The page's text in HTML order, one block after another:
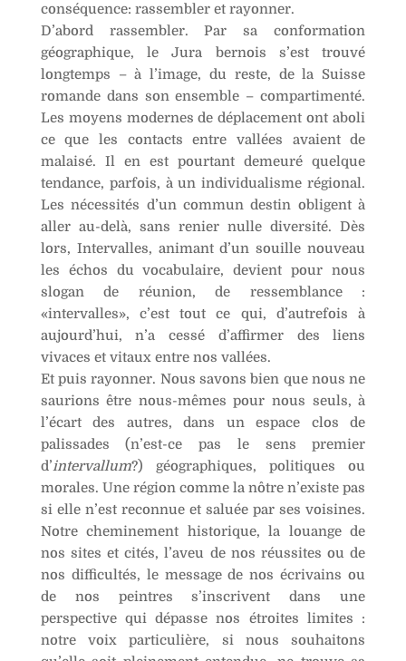
conséquence: rassembler et rayonner.
D’abord rassembler. Par sa conformation
géographique, le Jura bernois s’est trouvé
longtemps – à l’image, du reste, de la Suisse
romande dans son ensemble – compartimenté.
Les moyens modernes de déplacement ont aboli
ce que les contacts entre vallées avaient de
malaisé. Il en est pourtant demeuré quelque
tendance, parfois, à un individualisme régional.
Les nécessités d’un commun destin obligent à
aller au-delà, sans renier nulle diversité. Dès
lors, Intervalles, animant d’un souille nouveau
les échos du vocabulaire, devient pour nous
slogan de réunion, de ressemblance :
«intervalles», c’est tout ce qui, d’autrefois à
aujourd’hui, n’a cessé d’affirmer des liens
vivaces et vitaux entre nos vallées.
Et puis rayonner. Nous savons bien que nous ne
saurions être nous-mêmes pour nous seuls, à
l’écart des autres, dans un espace clos de
palissades (n’est-ce pas le sens premier
d’intervallum?) géographiques, politiques ou
morales. Une région comme la nôtre n’existe pas
si elle n’est reconnue et saluée par ses voisines.
Notre cheminement historique, la louange de
nos sites et cités, l’aveu de nos réussites ou de
nos difficultés, le message de nos écrivains ou
de nos peintres s’inscrivent dans une
perspective qui dépasse nos étroites limites :
notre voix particulière, si nous souhaitons